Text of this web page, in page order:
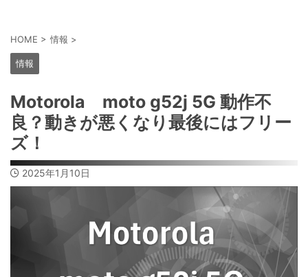
HOME > 情報 >
情報
Motorola moto g52j 5G 動作不
良？動きが悪くなり最後にはフリー
ズ！
2025年1月10日